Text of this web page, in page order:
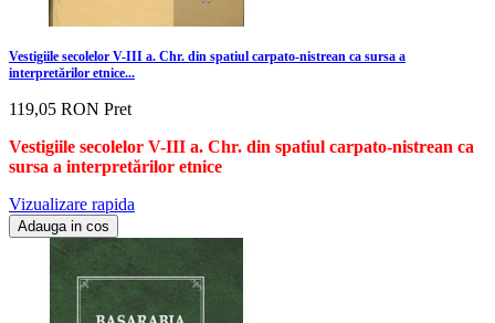
Vestigiile secolelor V-III a. Chr. din spatiul carpato-nistrean ca sursa a
interpretărilor etnice...
119,05 RON Pret
Vestigiile secolelor V-III a. Chr. din spatiul carpato-nistrean ca
sursa a interpretărilor etnice
Vizualizare rapida
Adauga in cos